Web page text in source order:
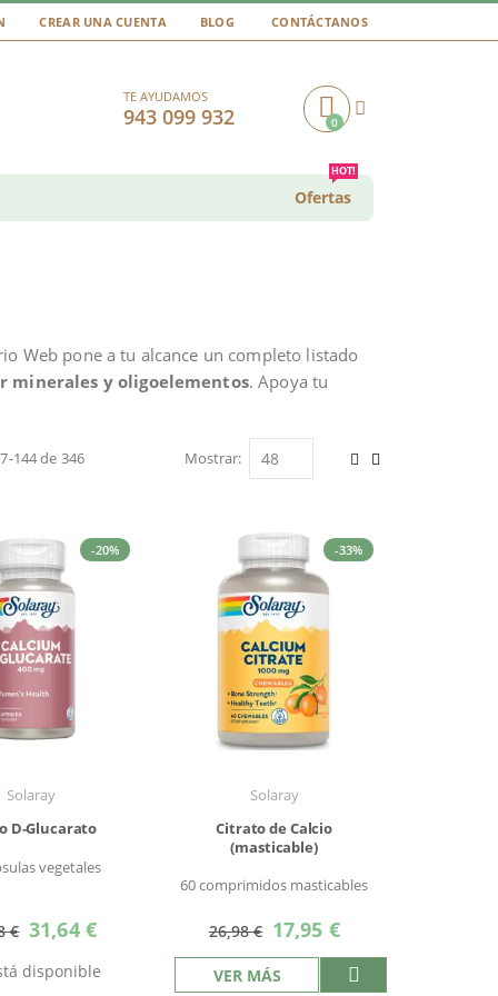
CREAR UNA CUENTA BLOG CONTÁCTANOS
TE AYUDAMOS
943 099 932 Cart0
Ofertas
HOT!
Web pone a tu alcance un completo listado
minerales y oligoelementos. Apoya tu
-144de 346 Mostrar
Ver
-20%
Solaray
D-Glucarato
vegetales
€ Precio
especial
31,64 €
disponible
-33%
Solaray
Citrato de Calcio
(masticable)
60 comprimidos masticables
26,98 € Precio
especial
17,95 €
VER MÁS